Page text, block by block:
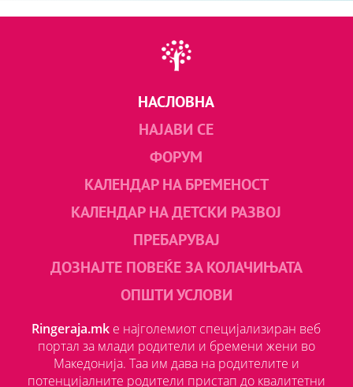
НАСЛОВНА
НАЈАВИ СЕ
ФОРУМ
КАЛЕНДАР НА БРЕМЕНОСТ
КАЛЕНДАР НА ДЕТСКИ РАЗВОЈ
ПРЕБАРУВАЈ
ДОЗНАЈТЕ ПОВЕЌЕ ЗА КОЛАЧИЊАТА
ОПШТИ УСЛОВИ
Ringeraja.mk е најголемиот специјализиран веб
портал за млади родители и бремени жени во
Македонија. Таа им дава на родителите и
потенцијалните родители пристап до квалитетни